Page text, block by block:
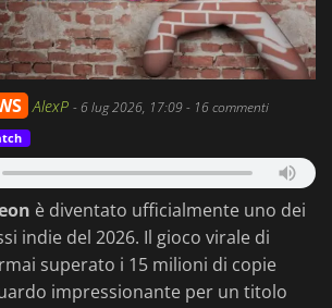
AlexP -6 lug 2026, 17:09- 16 commenti
è diventato ufficialmente uno dei
indie del 2026. Il gioco virale di
superato i 15 milioni di copie
impressionante per un titolo